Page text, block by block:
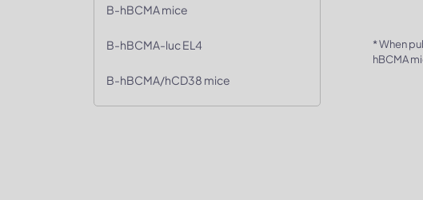
B-hBCMA mice
B-hBCMA-luc EL4
B-hBCMA/hCD38 mice
* When
hBCMA